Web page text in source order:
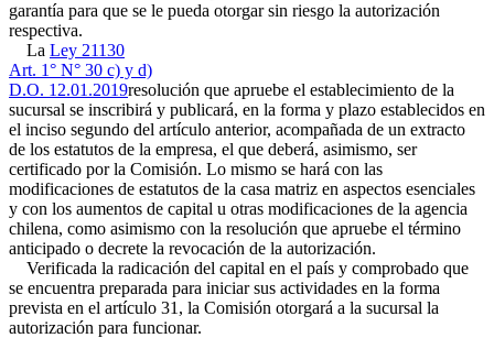
garantía para que se le pueda otorgar sin riesgo la autorización
respectiva.
La Ley 21130
Art. 1° N° 30 c) y d)
D.O. 12.01.2019resolución que apruebe el establecimiento de la
sucursal se inscribirá y publicará, en la forma y plazo establecidos en
el inciso segundo del artículo anterior, acompañada de un extracto
de los estatutos de la empresa, el que deberá, asimismo, ser
certificado por la Comisión. Lo mismo se hará con las
modificaciones de estatutos de la casa matriz en aspectos esenciales
y con los aumentos de capital u otras modificaciones de la agencia
chilena, como asimismo con la resolución que apruebe el término
anticipado o decrete la revocación de la autorización.
Verificada la radicación del capital en el país y comprobado que
se encuentra preparada para iniciar sus actividades en la forma
prevista en el artículo 31, la Comisión otorgará a la sucursal la
autorización para funcionar.